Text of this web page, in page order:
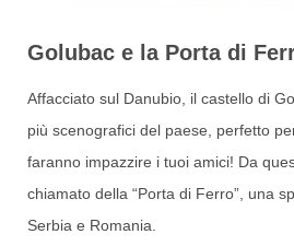
Golubac e la Porta di
Affacciato sul Danubio, il castello di
più scenografici del paese, perfetto
faranno impazzire i tuoi amici! Da
chiamato della “Porta di Ferro”, una
Serbia e Romania.